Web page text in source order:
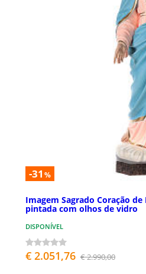
-31 %
Imagem Sagrado Coração
pintada com olhos de vidro
DISPONÍVEL
€ 2.051,76 € 2.990,00